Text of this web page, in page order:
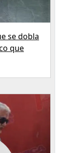
se dobla
que